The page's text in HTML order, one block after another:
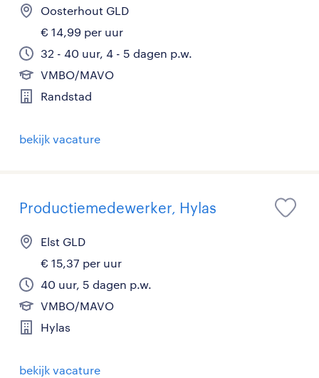
Oosterhout GLD
€ 14,99 per uur
32 - 40 uur, 4 - 5 dagen p.w.
VMBO/MAVO
Randstad
bekijk vacature
Productiemedewerker, Hylas
Elst GLD
€ 15,37 per uur
40 uur, 5 dagen p.w.
VMBO/MAVO
Hylas
bekijk vacature